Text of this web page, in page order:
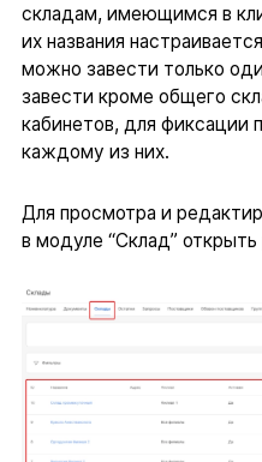
складам, имеющимся в
их названия
можно завести только
завести кроме общего
кабинетов, для фиксации
каждому из них.
Для просмотра и
в модуле “Склад” открыть